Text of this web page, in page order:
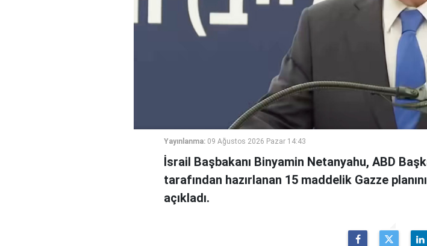
Yayınlanma: 09 Ağustos 2026 Pazar 14:43
İsrail Başbakanı Binyamin Netanyahu, ABD
tarafından hazırlanan 15 maddelik Gazze
açıkladı.